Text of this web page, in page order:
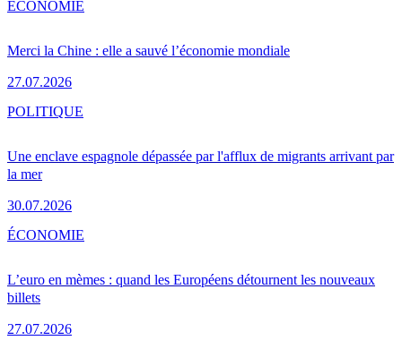
Merci la Chine : elle a sauvé l’économie mondiale
27.07.2026
ÉCONOMIE
Une enclave espagnole dépassée par l'afflux de migrants arrivant par
la mer
30.07.2026
POLITIQUE
L’euro en mèmes : quand les Européens détournent les nouveaux
billets
27.07.2026
ÉCONOMIE